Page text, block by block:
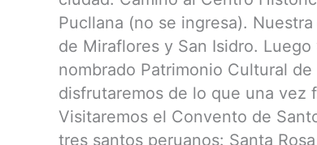
Pucllana (no se ingresa).
de Miraflores y San Isidro.
nombrado Patrimonio Cultural
disfrutaremos de lo que una vez
Visitaremos el Convento de
tres santos peruanos: Santa